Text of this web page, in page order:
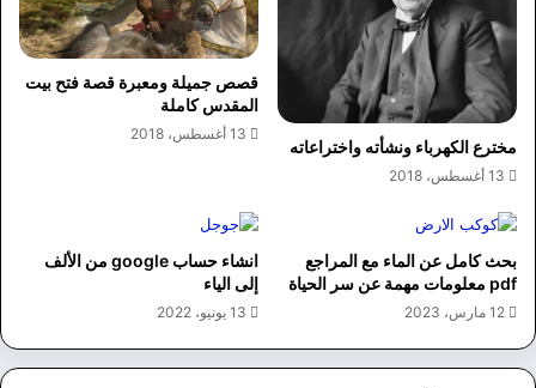
مخترع الكهرباء ونشأته واختراعاته
13 أغسطس، 2018
قصص جميلة ومعبرة قصة فتح بيت
المقدس كاملة
13 أغسطس، 2018
بحث كامل عن الماء مع المراجع
pdf معلومات مهمة عن سر الحياة
12 مارس، 2023
انشاء حساب google من الألف
إلى الياء
13 يونيو، 2022